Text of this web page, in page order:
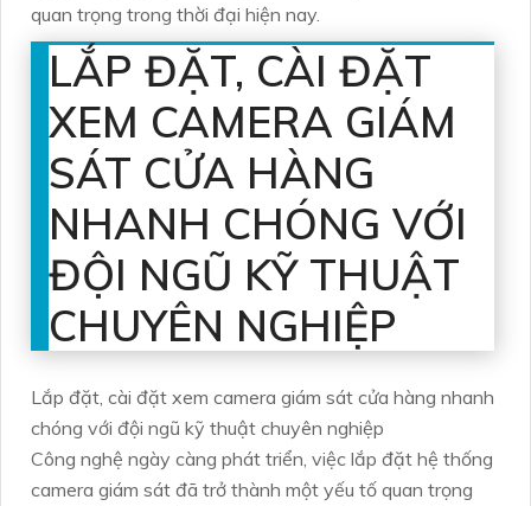
quan trọng trong thời đại hiện nay.
LẮP ĐẶT, CÀI ĐẶT
XEM CAMERA GIÁM
SÁT CỬA HÀNG
NHANH CHÓNG VỚI
ĐỘI NGŨ KỸ THUẬT
CHUYÊN NGHIỆP
Lắp đặt, cài đặt xem camera giám sát cửa hàng nhanh
chóng với đội ngũ kỹ thuật chuyên nghiệp
Công nghệ ngày càng phát triển, việc lắp đặt hệ thống
camera giám sát đã trở thành một yếu tố quan trọng